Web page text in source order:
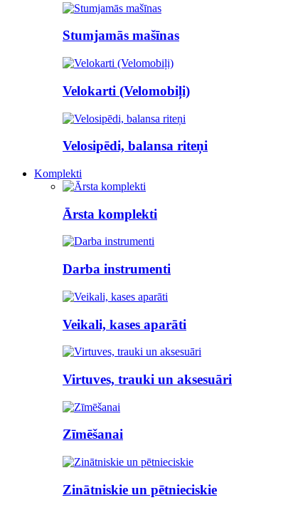
Stumjamās mašīnas
Velokarti (Velomobiļi)
Velosipēdi, balansa riteņi
Komplekti
Ārsta komplekti
Darba instrumenti
Veikali, kases aparāti
Virtuves, trauki un aksesuāri
Zīmēšanai
Zinātniskie un pētnieciskie